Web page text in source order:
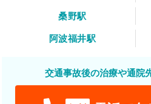
桑野駅
阿波福井駅
交通事故後の治療や通院